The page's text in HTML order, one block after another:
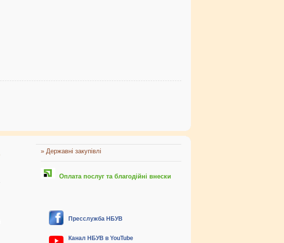
» Державні закупівлі
Оплата послуг та благодійні внески
Пресслужба НБУВ
Канал НБУВ в YouTube